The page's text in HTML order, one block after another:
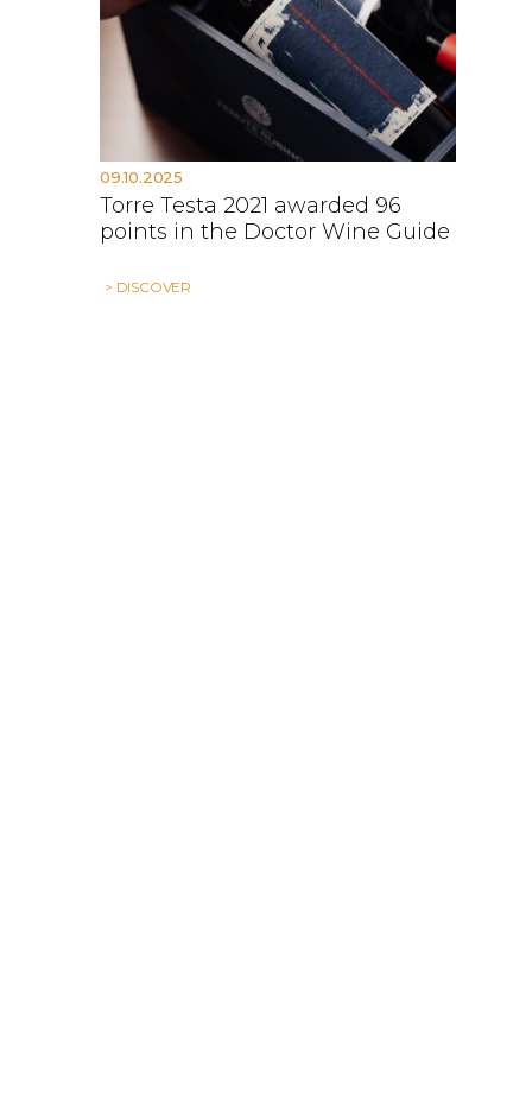
09.10.2025
Torre Testa 2021 awarded 96
points in the Doctor Wine Guide
> DISCOVER